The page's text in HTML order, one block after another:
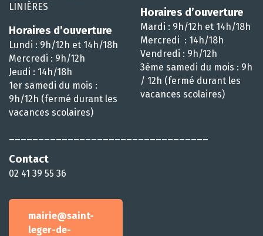
LINIÈRES
Horaires d’ouverture
Lundi : 9h/12h et 14h/18h
Mercredi : 9h/12h
Jeudi : 14h/18h
1er samedi du mois :
9h/12h (fermé durant les
vacances scolaires)
Contact
02 41 39 55 36
mairie@saint-
leger-de-
Horaires d’ouverture
Mardi : 9h/12h et 14h/18h
Mercredi : 14h/18h
Vendredi : 9h/12h
3ème samedi du mois : 9h
/ 12h (fermé durant les
vacances scolaires)